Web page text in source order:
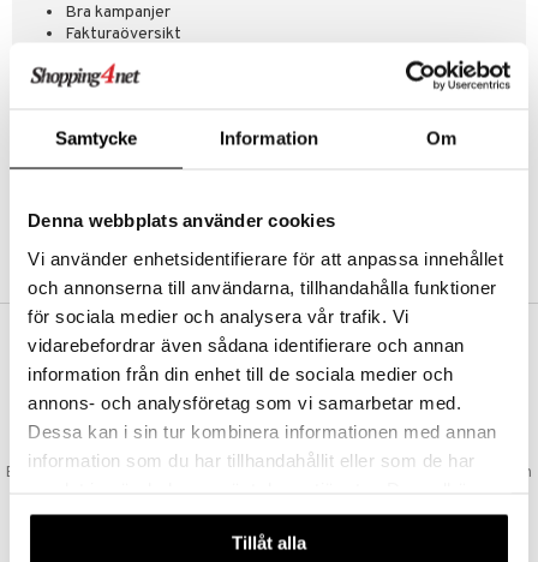
Samtycke Information Om
Denna webbplats använder cookies
Vi använder enhetsidentifierare för att anpassa innehållet
och annonserna till användarna, tillhandahålla funktioner
för sociala medier och analysera vår trafik. Vi
vidarebefordrar även sådana identifierare och annan
information från din enhet till de sociala medier och
annons- och analysföretag som vi samarbetar med.
Dessa kan i sin tur kombinera informationen med annan
information som du har tillhandahållit eller som de har
våra cookies vid fortsatt användande av vår webbplats.
Tillåt alla
Bra kampanjer
Fakturaöversikt
Abonnemang
Önskelistor
SKAPA KUND
VAD KOSTAR FRAKTEN?
Vi erbjuder fri frakt från 350 kr. Vår gräns för fraktfri leverans bestäms
utifån vilken avdelning du handlar från. Läs mer här »
SNABBA LEVERANSER
Beställningar lagda före 14:00 (gäller varor i lager) skickas normalt ut från
GODKÄND AV LÄKEMEDELSVERKET